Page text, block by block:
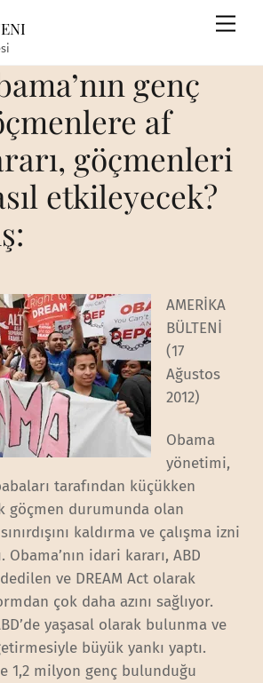
genç
af
göçmenleri
etkileyecek?
AMERİKA
BÜLTENİ
(17
Ağustos
2012)
Obama
yönetimi,
tarafından küçükken
göçmen durumunda olan
kaldırma ve çalışma izni
Obama’nın idari kararı, ABD
ve DREAM Act olarak
çok daha azını sağlıyor.
yaşasal olarak bulunma ve
büyük yankı yaptı.
1,2 milyon genç bulunduğu